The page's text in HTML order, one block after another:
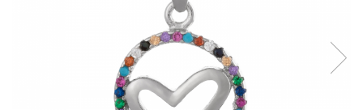
BRATARA TIP ROZARIU
LANTURI TIP ROZARIU